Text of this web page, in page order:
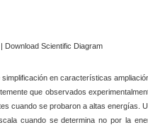
en características
que observados
cuando se probaron a altas energías.
cuando se determina no por la